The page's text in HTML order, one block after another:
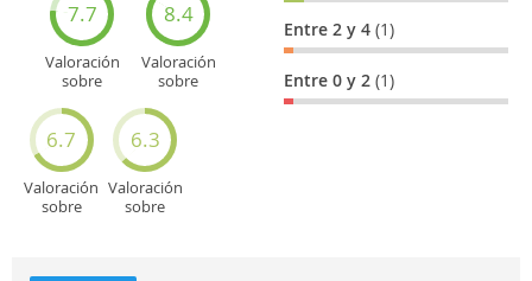
7.7
Valoración
sobre
8.4
Valoración
sobre
turísticos
6.7
Valoración
sobre
6.3
Valoración
sobre
Entre 2 y 4(1)
Entre 0 y 2(1)